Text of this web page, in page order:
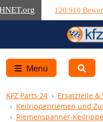
.org 120.910
Menü
KFZ Parts 24 Ersatzteile
Keilrippenriemen und
Riemenspanner-